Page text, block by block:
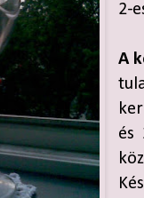
2-
A
és